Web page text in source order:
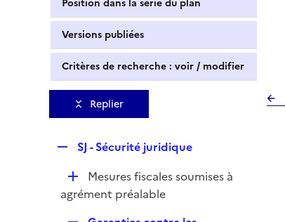
Position dans la série du plan
Versions publiées
Critères de recherche : voir / modifier
Replier
p
l
SJ - Sécurité juridique
D
é
Mesures fiscales soumises à
agrément préalable